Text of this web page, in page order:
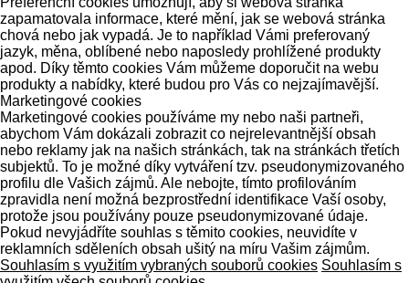
zapamatovala informace, které mění, jak se webová stránka
chová nebo jak vypadá. Je to například Vámi preferovaný
jazyk, měna, oblíbené nebo naposledy prohlížené produkty
apod. Díky těmto cookies Vám můžeme doporučit na webu
produkty a nabídky, které budou pro Vás co nejzajímavější.
Marketingové cookies
Marketingové cookies používáme my nebo naši partneři,
abychom Vám dokázali zobrazit co nejrelevantnější obsah
nebo reklamy jak na našich stránkách, tak na stránkách třetích
subjektů. To je možné díky vytváření tzv. pseudonymizovaného
profilu dle Vašich zájmů. Ale nebojte, tímto profilováním
zpravidla není možná bezprostřední identifikace Vaší osoby,
protože jsou používány pouze pseudonymizované údaje.
Pokud nevyjádříte souhlas s těmito cookies, neuvidíte v
reklamních sděleních obsah ušitý na míru Vašim zájmům.
Souhlasím s využitím vybraných souborů cookies Souhlasím s